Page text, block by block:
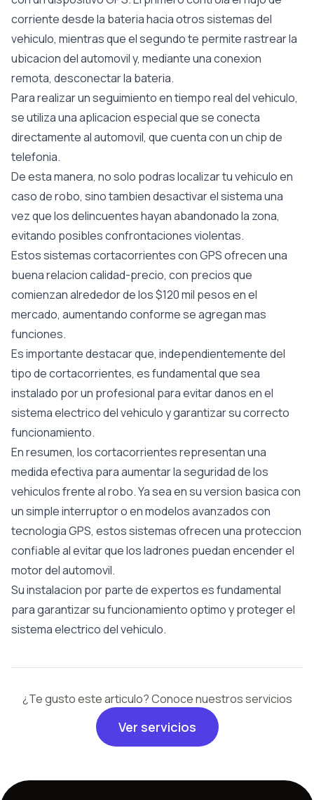
corriente desde la bateria hacia otros sistemas del
vehiculo, mientras que el segundo te permite rastrear la
ubicacion del automovil y, mediante una conexion
remota, desconectar la bateria.
Para realizar un seguimiento en tiempo real del vehiculo,
se utiliza una aplicacion especial que se conecta
directamente al automovil, que cuenta con un chip de
telefonia.
De esta manera, no solo podras localizar tu vehiculo en
caso de robo, sino tambien desactivar el sistema una
vez que los delincuentes hayan abandonado la zona,
evitando posibles confrontaciones violentas.
Estos sistemas cortacorrientes con GPS ofrecen una
buena relacion calidad-precio, con precios que
comienzan alrededor de los $120 mil pesos en el
mercado, aumentando conforme se agregan mas
funciones.
Es importante destacar que, independientemente del
tipo de cortacorrientes, es fundamental que sea
instalado por un profesional para evitar danos en el
sistema electrico del vehiculo y garantizar su correcto
funcionamiento.
En resumen, los cortacorrientes representan una
medida efectiva para aumentar la seguridad de los
vehiculos frente al robo. Ya sea en su version basica con
un simple interruptor o en modelos avanzados con
tecnologia GPS, estos sistemas ofrecen una proteccion
confiable al evitar que los ladrones puedan encender el
motor del automovil.
Su instalacion por parte de expertos es fundamental
para garantizar su funcionamiento optimo y proteger el
sistema electrico del vehiculo.
¿Te gusto este articulo? Conoce nuestros servicios
Ver servicios